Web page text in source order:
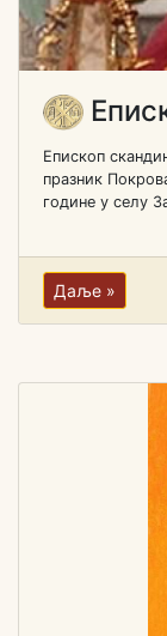
Епископ
празник
године у селу
Даље »